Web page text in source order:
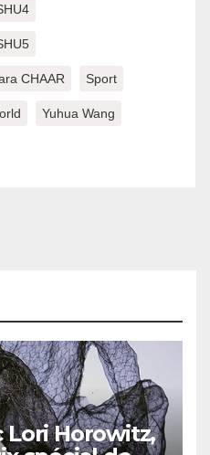
CHAAR Sport
Yuhua Wang
Lori Horowitz,